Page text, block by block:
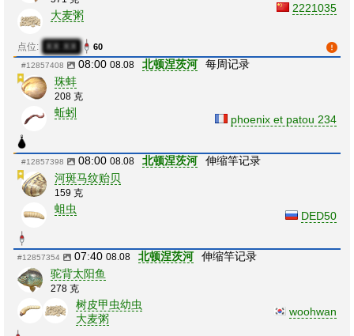
大麦粥
2221035
点位: XX:XX 60
#12857408 08:00 08.08 北顿涅茨河
每周记录
珠蚌
208 克
蚯蚓
phoenix et patou 234
#12857398 08:00 08.08 北顿涅茨河
伸缩竿记录
河斑马纹贻贝
159 克
蛆虫
DED50
#12857354 07:40 08.08 北顿涅茨河
伸缩竿记录
驼背太阳鱼
278 克
树皮甲虫幼虫
大麦粥
woohwan